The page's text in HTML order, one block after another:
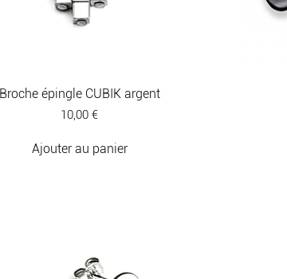
Broche épingle CUBIK argent
Prix
10,00 €
Ajouter au panier